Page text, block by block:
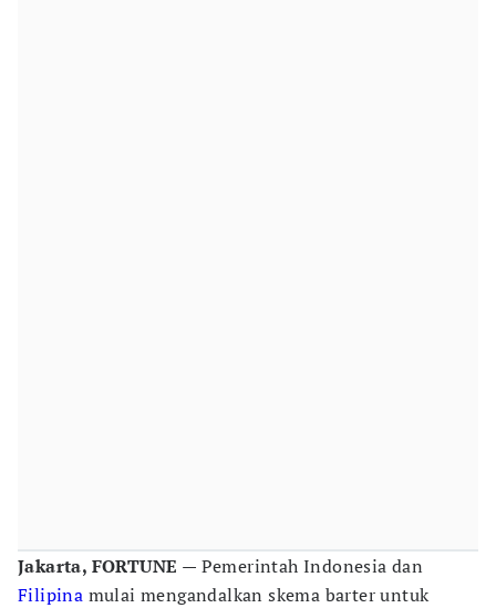
Jakarta, FORTUNE — Pemerintah Indonesia dan
Filipina mulai mengandalkan skema barter untuk